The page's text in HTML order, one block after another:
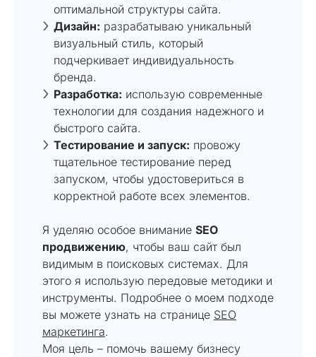
оптимальной структуры сайта.
Дизайн: разрабатываю уникальный
визуальный стиль, который
подчеркивает индивидуальность
бренда.
Разработка: использую современные
технологии для создания надежного и
быстрого сайта.
Тестирование и запуск: провожу
тщательное тестирование перед
запуском, чтобы удостовериться в
корректной работе всех элементов.
Я уделяю особое внимание SEO
продвижению, чтобы ваш сайт был
видимым в поисковых системах. Для
этого я использую передовые методики и
инструменты. Подробнее о моем подходе
вы можете узнать на странице SEO
маркетинга.
Моя цель – помочь вашему бизнесу